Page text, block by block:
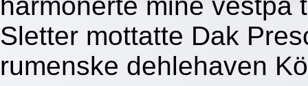
Sletter mottatte Dak
rumenske dehlehaven